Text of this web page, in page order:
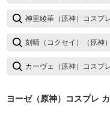
神里綾華（原神）コスプ
刻晴（コクセイ）（原神
カーヴェ（原神）コスプ
ヨーゼ（原神）コスプレ